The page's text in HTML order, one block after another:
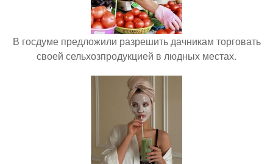
В госдуме предложили разрешить дачникам торговать
своей сельхозпродукцией в людных местах.